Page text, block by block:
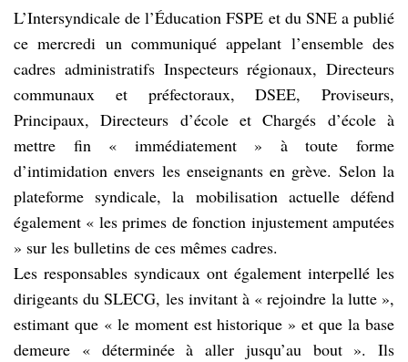
L’Intersyndicale de l’Éducation FSPE et du SNE a publié
ce mercredi un communiqué appelant l’ensemble des
cadres administratifs Inspecteurs régionaux, Directeurs
communaux et préfectoraux, DSEE, Proviseurs,
Principaux, Directeurs d’école et Chargés d’école à
mettre fin « immédiatement » à toute forme
d’intimidation envers les enseignants en grève. Selon la
plateforme syndicale, la mobilisation actuelle défend
également « les primes de fonction injustement amputées
» sur les bulletins de ces mêmes cadres.
Les responsables syndicaux ont également interpellé les
dirigeants du SLECG, les invitant à « rejoindre la lutte »,
estimant que « le moment est historique » et que la base
demeure « déterminée à aller jusqu’au bout ». Ils